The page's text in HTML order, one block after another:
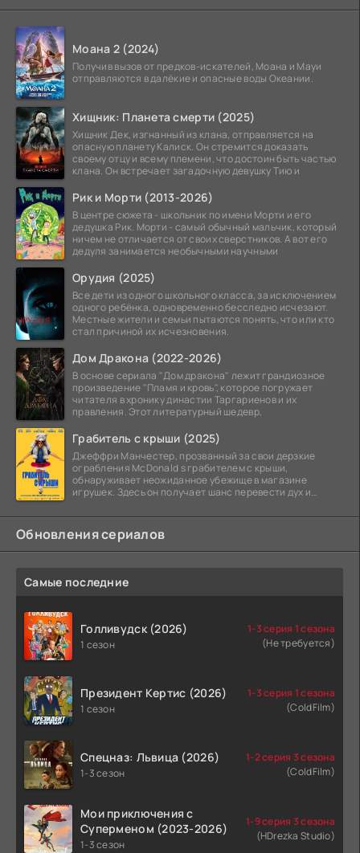
Моана 2 (2024)
Получив вызов от предков-искателей, Моана и Мауи
отправляются в далёкие и опасные воды Океании.
Хищник: Планета смерти (2025)
Хищник Дек, изгнанный из клана, отправляется на
опасную планету Калиск. Он стремится доказать
своему отцу и всему племени, что достоин быть частью
клана. Он встречает загадочную девушку Тию и
Рик и Морти (2013-2026)
В центре сюжета - школьник по имени Морти и его
дедушка Рик. Морти - самый обычный мальчик, который
ничем не отличается от своих сверстников. А вот его
дедуля занимается необычными научными
Орудия (2025)
Все дети из одного школьного класса, за исключением
одного ребёнка, одновременно бесследно исчезают.
Местные жители и семьи пытаются понять, что или кто
стал причиной их исчезновения.
Дом Дракона (2022-2026)
В основе сериала "Дом дракона" лежит грандиозное
произведение "Пламя и кровь", которое погружает
читателя в хронику династии Таргариенов и их
правления. Этот литературный шедевр,
Грабитель с крыши (2025)
Джеффри Манчестер, прозванный за свои дерзкие
ограбления McDonald s грабителем с крыши,
обнаруживает неожиданное убежище в магазине
игрушек. Здесь он получает шанс перевести дух и
Обновления сериалов
Самые последние
Голливудск (2026)
1 сезон
1-3 серия 1 сезона
(Не требуется)
Президент Кертис (2026)
1 сезон
1-3 серия 1 сезона
(ColdFilm)
Спецназ: Львица (2026)
1-3 сезон
1-2 серия 3 сезона
(ColdFilm)
Мои приключения с
Суперменом (2023-2026)
1-3 сезон
1-9 серия 3 сезона
(HDrezka Studio)